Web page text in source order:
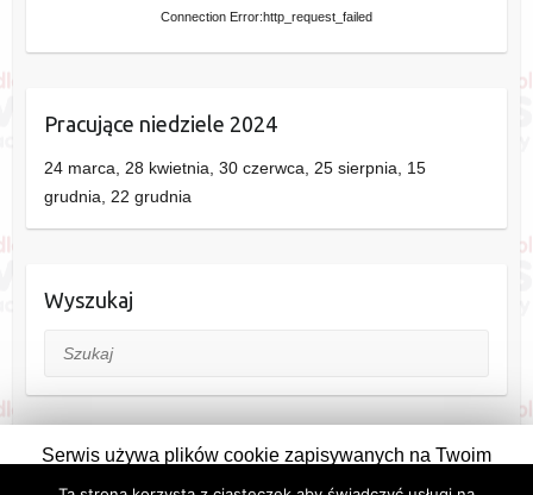
Connection Error:http_request_failed
Pracujące niedziele 2024
24 marca, 28 kwietnia, 30 czerwca, 25 sierpnia, 15
grudnia, 22 grudnia
Wyszukaj
Szukaj
Serwis używa plików cookie zapisywanych na Twoim
komputerze. Pozostając na stronie wyrażasz na to zgodę.